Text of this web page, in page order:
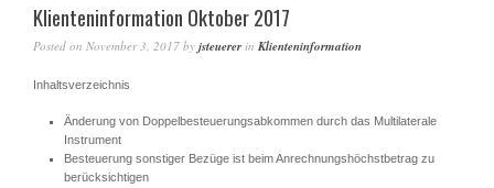
Klienteninformation Oktober 2017
Posted on November 3, 2017 by jsteuerer in Klienteninformation
Inhaltsverzeichnis
Änderung von Doppelbesteuerungsabkommen durch das Multilaterale
Instrument
Besteuerung sonstiger Bezüge ist beim Anrechnungshöchstbetrag zu
berücksichtigen